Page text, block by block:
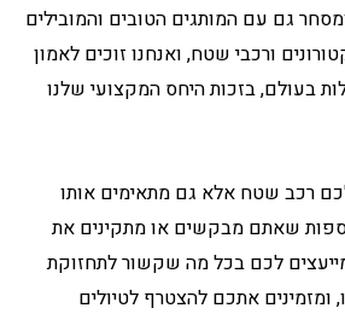
גם עם המותגים הטובים והמובילים
ורכבי שטח, ואנחנו זוכים לאמון
בעולם, בזכות היחס המקצועי שלנו
רכב שטח אלא גם מתאימים אותו
שאתם מבקשים או מתקינים את
לכם בכל מה שקשור לתחזוקת
ומזמינים אתכם להצטרף לטיולים